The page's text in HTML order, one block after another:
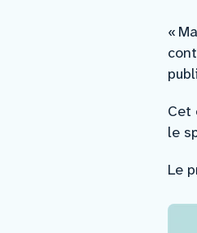
«
Cet
le
Le